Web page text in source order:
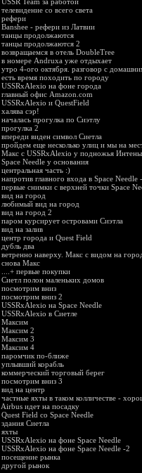
телевидение со всего света
рефери
Banshee - рефери из Латвии
танцы продолжаются
танцы продолжаются 2
возвращаемся в отель DoubleTree
в номере Andruxa уже отдыхает
утро 4-ого октября. разговор с
есть время походить по городу
USSRxAlexio на фоне города
главный офис Amazon.com
USSRxAlexio и QuestField
халява сэр!
началась прогулка по Сиэтлу
прогулка 2
впереди виден символ Сиетла
пройдем еще несколько улиц и мы на
Макс с USSRxAlexio у подножья Интены
Space Needle у основания
центральная часть :)
напротив главного входа в Space
первые снимки с верхней точки Space
вид на город
любимый вид на город
вид на город 2
паром курсирует островами Сиэтла
вид на залив
центр города и Quest Field
дубль два
ветренно наверху. Макс с видом на
снова Макс
....+ первые покупки
Сиетл полон маленьких домов
посмотрим вниз
посмотрим вниз 2
USSRxAlexio на Space Needle
USSRxAlexio в Сиетле
Максим
Максим 2
Максим 3
Максим 4
паромчик по-ближе
уплывший корабль
коммерческий торговый берег
посмотрим вниз 3
вид на центр
частные яхты в таком колличестве -
Airbus идет на посадку
Quest Field со Space Needle
здания Сиетла
яхты
USSRxAlexio на фоне Space Needle
USSRxAlexio на фоне Space Needle -2
посещение рынка
другой рынок